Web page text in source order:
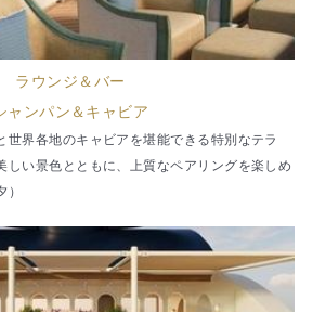
ラウンジ＆バー
ャンパン＆キャビア
世界各地のキャビアを堪能できる特別なテラ
しい景色とともに、上質なペアリングを楽しめ